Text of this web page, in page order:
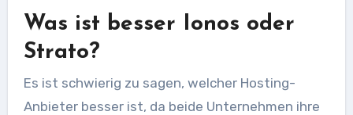
Was ist besser Ionos oder
Strato?
Es ist schwierig zu sagen, welcher Hosting-
Anbieter besser ist, da beide Unternehmen ihre